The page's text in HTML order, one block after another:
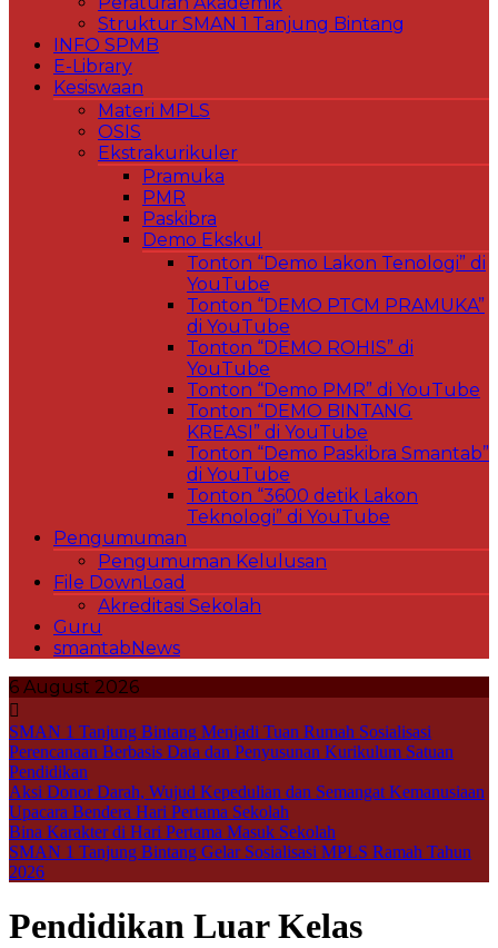
Struktur SMAN 1 Tanjung Bintang
INFO SPMB
E-Library
Kesiswaan
Materi MPLS
OSIS
Ekstrakurikuler
Pramuka
PMR
Paskibra
Demo Ekskul
Tonton “Demo Lakon Tenologi” di
YouTube
Tonton “DEMO PTCM PRAMUKA”
di YouTube
Tonton “DEMO ROHIS” di
YouTube
Tonton “Demo PMR” di YouTube
Tonton “DEMO BINTANG
KREASI” di YouTube
Tonton “Demo Paskibra Smantab”
di YouTube
Tonton “3600 detik Lakon
Teknologi” di YouTube
Pengumuman
Pengumuman Kelulusan
File DownLoad
Akreditasi Sekolah
Guru
smantabNews
6 August 2026
SMAN 1 Tanjung Bintang Menjadi Tuan Rumah Sosialisasi
Perencanaan Berbasis Data dan Penyusunan Kurikulum Satuan
Pendidikan
Aksi Donor Darah, Wujud Kepedulian dan Semangat Kemanusiaan
Upacara Bendera Hari Pertama Sekolah
Bina Karakter di Hari Pertama Masuk Sekolah
SMAN 1 Tanjung Bintang Gelar Sosialisasi MPLS Ramah Tahun
2026
Pendidikan Luar Kelas